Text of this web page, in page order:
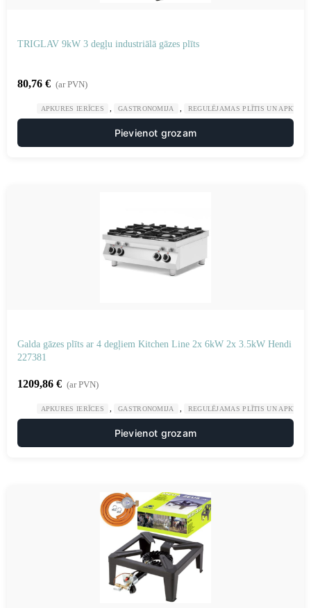
TRIGLAV 9kW 3 degļu industriālā gāzes plīts
80,76 € (ar PVN)
APKURES IERĪCES GASTRONOMIJA REGULĒJAMAS PLĪTIS UN
Pievienot grozam
Galda gāzes plīts ar 4 degļiem Kitchen Line 2x 6kW 2x 3.5kW Hendi
227381
1209,86 € (ar PVN)
APKURES IERĪCES GASTRONOMIJA REGULĒJAMAS PLĪTIS UN
Pievienot grozam